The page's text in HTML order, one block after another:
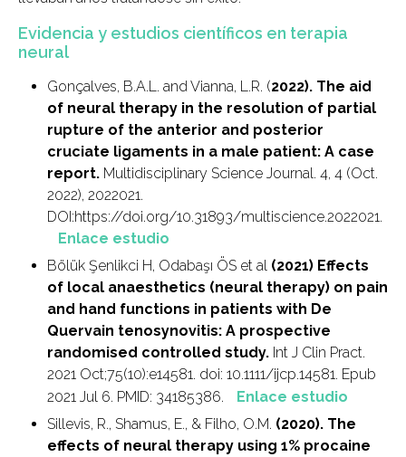
Evidencia y estudios científicos en terapia
neural
Gonçalves, B.A.L. and Vianna, L.R. (2022). The aid
of neural therapy in the resolution of partial
rupture of the anterior and posterior
cruciate ligaments in a male patient: A case
report. Multidisciplinary Science Journal. 4, 4 (Oct.
2022), 2022021.
DOI:https://doi.org/10.31893/multiscience.2022021.
Enlace estudio
Bölük Şenlikci H, Odabaşı ÖS et al (2021) Effects
of local anaesthetics (neural therapy) on pain
and hand functions in patients with De
Quervain tenosynovitis: A prospective
randomised controlled study. Int J Clin Pract.
2021 Oct;75(10):e14581. doi: 10.1111/ijcp.14581. Epub
2021 Jul 6. PMID: 34185386.
Enlace estudio
Sillevis, R., Shamus, E., & Filho, O.M. (2020). The
effects of neural therapy using 1% procaine